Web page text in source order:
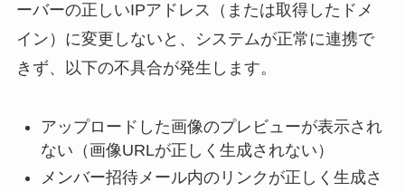
ーバーの正しいIPアドレス（または取得したドメ
イン）に変更しないと、システムが正常に連携で
きず、以下の不具合が発生します。
アップロードした画像のプレビューが表示され
ない（画像URLが正しく生成されない）
メンバー招待メール内のリンクが正しく生成さ